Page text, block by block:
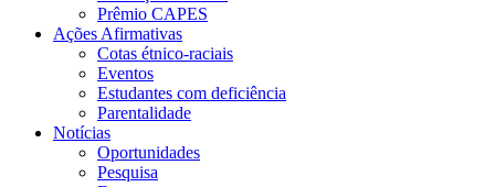
Prêmio CAPES
Ações Afirmativas
Cotas étnico-raciais
Eventos
Estudantes com deficiência
Parentalidade
Notícias
Oportunidades
Pesquisa